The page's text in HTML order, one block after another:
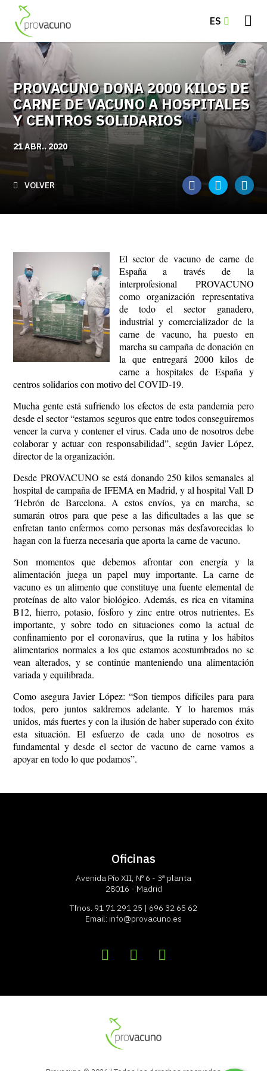
ES
PROVACUNO DONA 2000 KILOS DE
CARNE DE VACUNO A HOSPITALES
Y CENTROS SOLIDARIOS
21 ABR.. 2020
VOLVER
El sector de vacuno de carne de
España a través de la
interprofesional PROVACUNO
como organización representativa
de todo el sector ganadero,
industrial y comercializador de la
carne de vacuno, ha puesto en
marcha su campaña de donación en
la que entregará 2000 kilos de
carne a hospitales de España y
centros solidarios con motivo del COVID-19.
Mucha gente está sufriendo los efectos de esta pandemia pero
desde el sector “estamos seguros que entre todos conseguiremos
vencer la curva y contener el virus. Cada uno de nosotros debe
colaborar y actuar con responsabilidad”, según Javier López,
director de la organización.
Desde PROVACUNO se está donando 250 kilos semanales al
hospital de campaña de IFEMA en Madrid, y al hospital Vall D
´Hebrón de Barcelona. A estos envíos, ya en marcha, se
sumarán otros para que pese a las dificultades a las que se
enfretan tanto enfermos como personas más desfavorecidas lo
hagan con la fuerza necesaria que aporta la carne de vacuno.
Son momentos que debemos afrontar con energía y la
alimentación juega un papel muy importante. La carne de
vacuno es un alimento que constituye una fuente elemental de
proteínas de alto valor biológico. Además, es rica en vitamina
B12, hierro, potasio, fósforo y zinc entre otros nutrientes. Es
importante, y sobre todo en situaciones como la actual de
confinamiento por el coronavirus, que la rutina y los hábitos
alimentarios normales a los que estamos acostumbrados no se
vean alterados, y se continúe manteniendo una alimentación
variada y equilibrada.
Como asegura Javier López: “Son tiempos difíciles para para
todos, pero juntos saldremos adelante. Y lo haremos más
unidos, más fuertes y con la ilusión de haber superado con éxito
esta situación. El esfuerzo de cada uno de nosotros es
fundamental y desde el sector de vacuno de carne vamos a
apoyar en todo lo que podamos”.
Oficinas
Avenida Pío XII, Nº 6 - 3ª planta
28016 - Madrid
Tfnos. 91 71 291 25 | 696 32 65 62
Email: info@provacuno.es